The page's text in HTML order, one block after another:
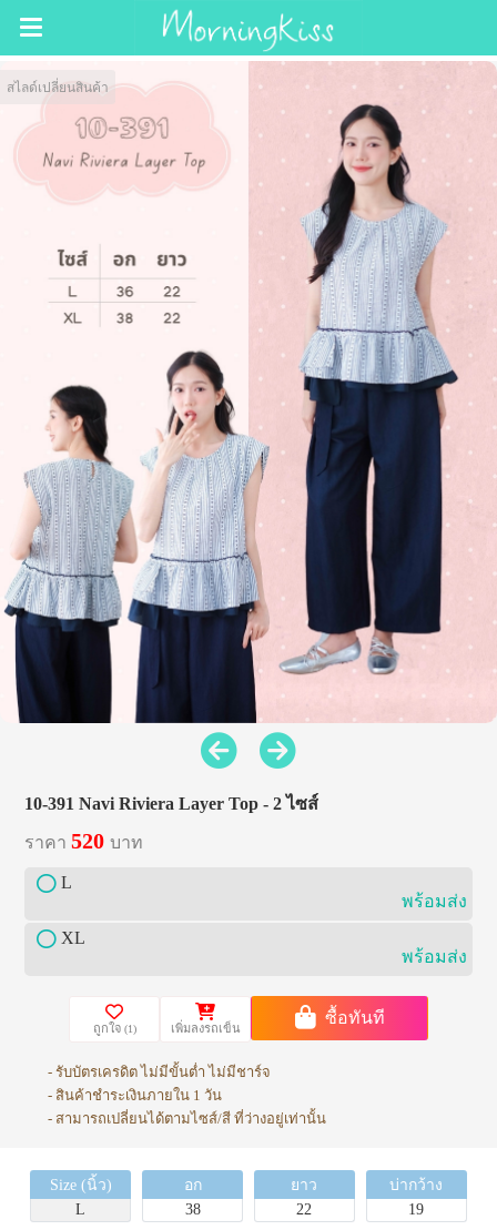
สไลด์เปลี่ยนสินค้า
10-391 Navi Riviera Layer Top - 2 ไซส์
ราคา520บาท
L
พร้อมส่ง
XL
พร้อมส่ง
ถูกใจ(1) เพิ่มลงรถเข็น
ซื้อทันที
- รับบัตรเครดิต ไม่มีขั้นต่ำ ไม่มีชาร์จ
- สินค้าชำระเงินภายใน 1 วัน
- สามารถเปลี่ยนได้ตามไซส์/สี ที่ว่างอยู่เท่านั้น
Size (นิ้ว)
L
อก
38
ยาว
22
บ่ากว้าง
19